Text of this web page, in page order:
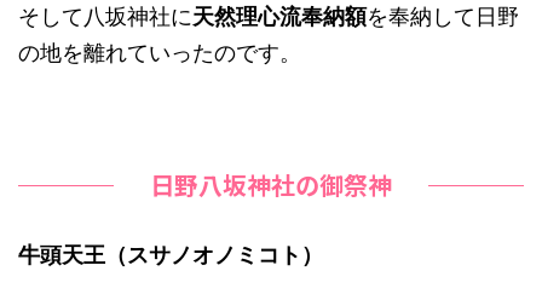
そして八坂神社に天然理心流奉納額を奉納して日野
の地を離れていったのです。
日野八坂神社の御祭神
牛頭天王（スサノオノミコト）